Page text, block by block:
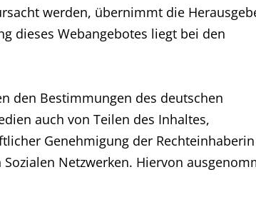
werden, übernimmt die
dieses Webangebotes liegt bei den
den Bestimmungen des deutschen
auch von Teilen des Inhaltes,
Genehmigung der
Netzwerken. Hiervon